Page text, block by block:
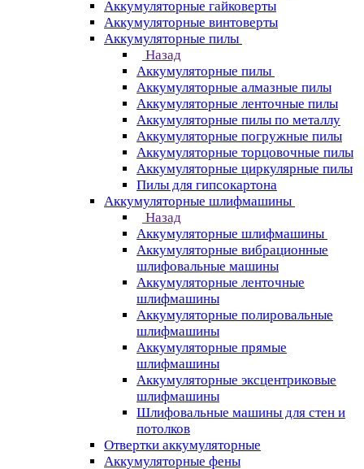
Аккумуляторные гайковерты
Аккумуляторные винтоверты
Аккумуляторные пилы
Назад
Аккумуляторные пилы
Аккумуляторные алмазные пилы
Аккумуляторные ленточные пилы
Аккумуляторные пилы по металлу
Аккумуляторные погружные пилы
Аккумуляторные торцовочные пилы
Аккумуляторные циркулярные пилы
Пилы для гипсокартона
Аккумуляторные шлифмашины
Назад
Аккумуляторные шлифмашины
Аккумуляторные вибрационные
шлифовальные машины
Аккумуляторные ленточные
шлифмашины
Аккумуляторные полировальные
шлифмашины
Аккумуляторные прямые
шлифмашины
Аккумуляторные эксцентриковые
шлифмашины
Шлифовальные машины для стен и
потолков
Отвертки аккумуляторные
Аккумуляторные фены